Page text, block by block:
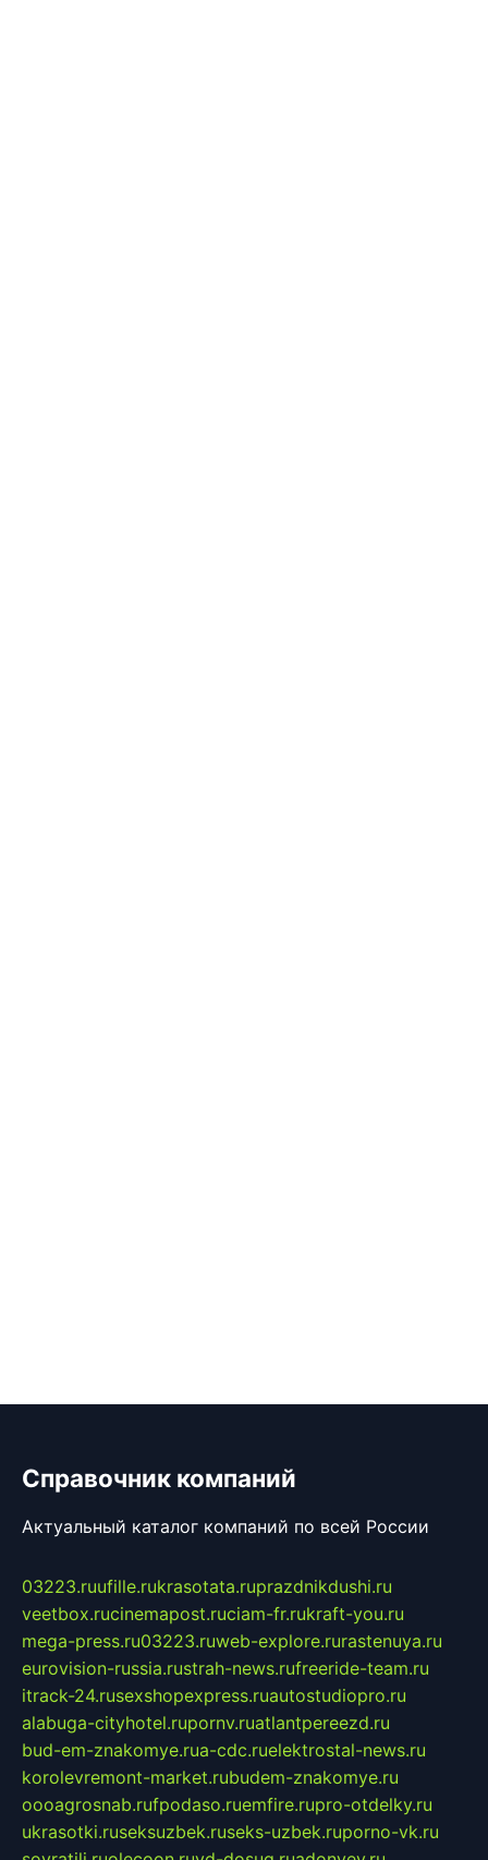
Справочник компаний
Актуальный каталог компаний по всей России
03223.ruufille.rukrasotata.ruprazdnikdushi.ru
veetbox.rucinemapost.ruciam-fr.rukraft-you.ru
mega-press.ru03223.ruweb-explore.rurastenuya.ru
eurovision-russia.rustrah-news.rufreeride-team.ru
itrack-24.rusexshopexpress.ruautostudiopro.ru
alabuga-cityhotel.rupornv.ruatlantpereezd.ru
bud-em-znakomye.rua-cdc.ruelektrostal-news.ru
korolevremont-market.rubudem-znakomye.ru
oooagrosnab.rufpodaso.ruemfire.rupro-otdelky.ru
ukrasotki.ruseksuzbek.ruseks-uzbek.ruporno-vk.ru